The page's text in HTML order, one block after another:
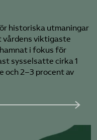
historiska utmaningar
vårdens viktigaste
i fokus för
sysselsatte cirka 1
och 2–3 procent av